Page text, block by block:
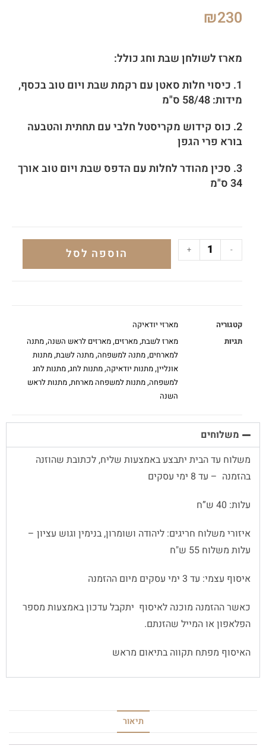
₪230
מארז לשולחן שבת וחג כולל:
1. כיסוי חלות סאטן עם רקמת שבת ויום טוב בכסף,
מידות: 58/48 ס"מ
2. כוס קידוש מקריסטל חלבי עם תחתית והטבעה
בורא פרי הגפן
3. סכין מהודר לחלות עם הדפס שבת ויום טוב אורך
34 ס"מ
-
+ הוספה לסל
קטגוריה
מארזי יודאיקה
תגיות
מארז לשבת,מארזים,מארזים לראש השנה,מתנה
למארחים,מתנה למשפחה,מתנה לשבת,מתנות
אונליין,מתנות יודאיקה,מתנות לחג,מתנות לחג
למשפחה,מתנות למשפחה מארחת,מתנות לראש
השנה
משלוחים
משלוח עד הבית יתבצע באמצעות שליח, לכתובת שהוזנה
בהזמנה – עד 8 ימי עסקים
עלות: 40 ש”ח
איזורי משלוח חריגים: ליהודה ושומרון, בנימין וגוש עציון –
עלות משלוח 55 ש"ח
איסוף עצמי: עד 3 ימי עסקים מיום ההזמנה
כאשר ההזמנה מוכנה לאיסוף יתקבל עדכון באמצעות מספר
הפלאפון או המייל שהזנתם.
האיסוף מפתח תקווה בתיאום מראש
תיאור